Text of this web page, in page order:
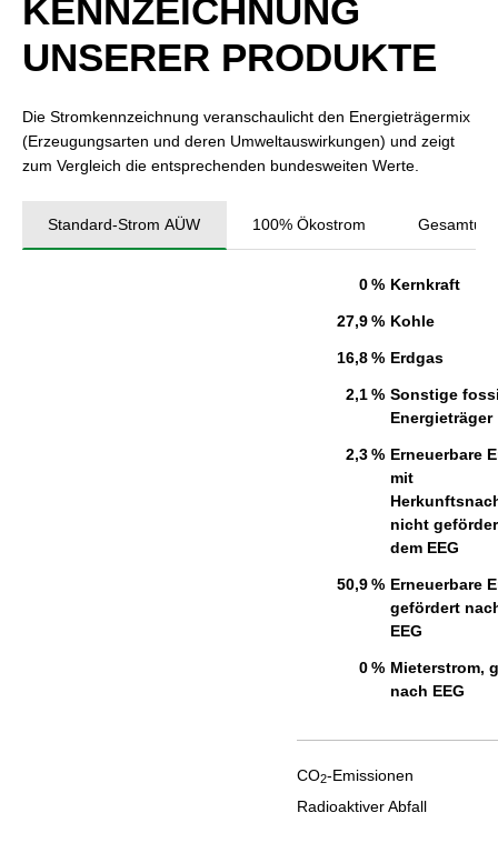
KENNZEICHNUNG
UNSERER PRODUKTE
Die Stromkennzeichnung veranschaulicht den Energieträgermix
(Erzeugungsarten und deren Umweltauswirkungen) und zeigt
zum Vergleich die entsprechenden bundesweiten Werte.
Standard-Strom AÜW 100% Ökostrom
0 % Kernkraft
27,9 % Kohle
16,8 % Erdgas
2,1 % Sonstige
Energieträger
2,3 % Erneuerbare
mit
nicht
dem EEG
50,9 % Erneuerbare
gefördert
EEG
0 % Mieterstrom,
nach EEG
CO2-Emissionen
Radioaktiver Abfall